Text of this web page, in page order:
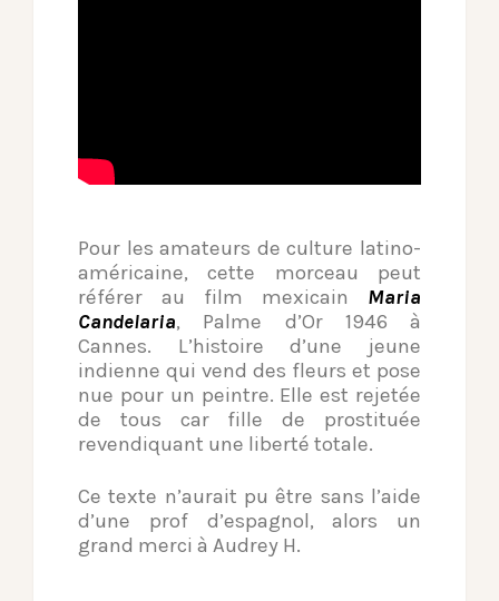
Pour les amateurs de culture latino-
américaine, cette morceau peut
référer au film mexicain Maria
Candelaria, Palme d’Or 1946 à
Cannes. L’histoire d’une jeune
indienne qui vend des fleurs et pose
nue pour un peintre. Elle est rejetée
de tous car fille de prostituée
revendiquant une liberté totale.
Ce texte n’aurait pu être sans l’aide
d’une prof d’espagnol, alors un
grand merci à Audrey H.